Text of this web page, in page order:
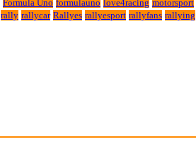
Formula Uno formulauno love4racing motorsport
rally rallycar Rallyes rallyesport rallyfans rallying